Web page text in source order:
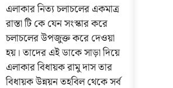
এলাকার নিত্য চলাচলের একমাত্র
রাস্তা টি কে যেন সংস্কার করে
চলাচলের উপজুক্ত করে দেওয়া
হয়। তাদের এই ডাকে সাড়া দিয়ে
এলাকার বিধায়ক রামু দাস তার
বিধায়ক উন্নয়ন তহবিল থেকে সর্ব